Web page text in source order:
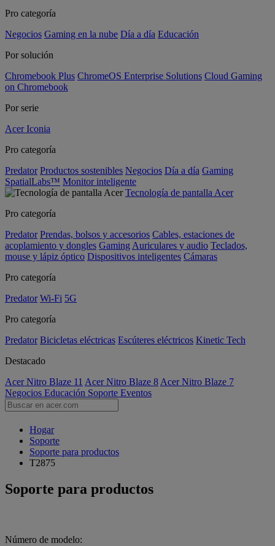
Pro categoría
Negocios Gaming en la nube Día a día Educación
Por solución
Chromebook Plus ChromeOS Enterprise Solutions Cloud Gaming
on Chromebook
Por serie
Acer Iconia
Pro categoría
Predator Productos sostenibles Negocios Día a día Gaming
SpatialLabs™ Monitor inteligente
Tecnología de pantalla Acer
Pro categoría
Predator Prendas, bolsos y accesorios Cables, estaciones de
acoplamiento y dongles Gaming Auriculares y audio Teclados,
mouse y lápiz óptico Dispositivos inteligentes Cámaras
Pro categoría
Predator Wi-Fi 5G
Pro categoría
Predator Bicicletas eléctricas Escúteres eléctricos Kinetic Tech
Destacado
Acer Nitro Blaze 11 Acer Nitro Blaze 8 Acer Nitro Blaze 7
Negocios Educación Soporte Eventos
Hogar
Soporte
Soporte para productos
T2875
Soporte para productos
Número de modelo: